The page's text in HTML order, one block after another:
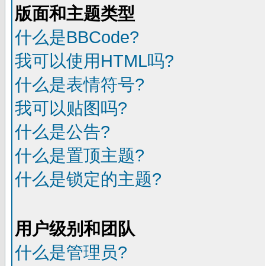
版面和主题类型
什么是BBCode?
我可以使用HTML吗?
什么是表情符号?
我可以贴图吗?
什么是公告?
什么是置顶主题?
什么是锁定的主题?
用户级别和团队
什么是管理员?